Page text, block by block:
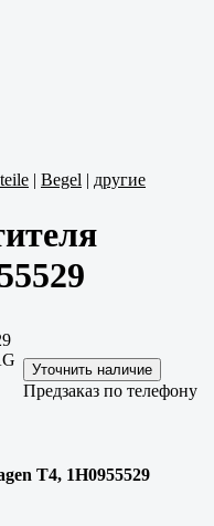
| Begel | другие
Предзаказ по телефону
T4, 1H0955529